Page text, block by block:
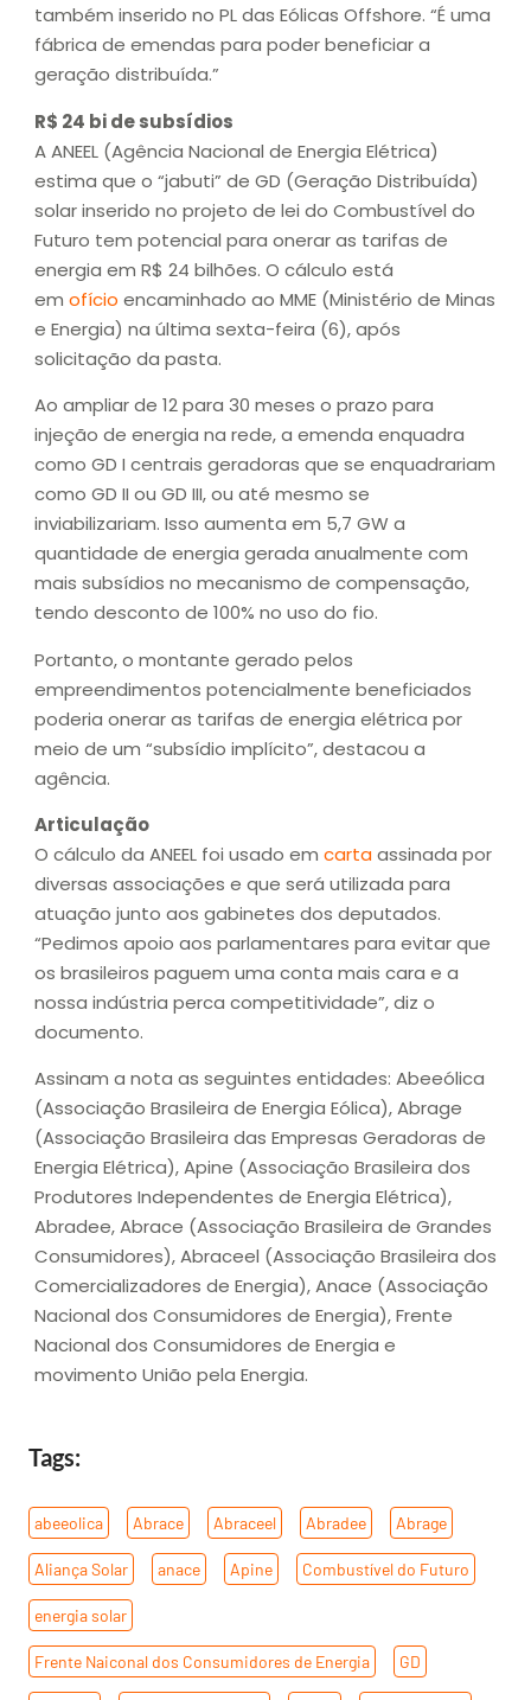
também inserido no PL das Eólicas Offshore. “É uma
fábrica de emendas para poder beneficiar a
geração distribuída.”
R$ 24 bi de subsídios
A ANEEL (Agência Nacional de Energia Elétrica)
estima que o “jabuti” de GD (Geração Distribuída)
solar inserido no projeto de lei do Combustível do
Futuro tem potencial para onerar as tarifas de
energia em R$ 24 bilhões. O cálculo está
em ofício encaminhado ao MME (Ministério de Minas
e Energia) na última sexta-feira (6), após
solicitação da pasta.
Ao ampliar de 12 para 30 meses o prazo para
injeção de energia na rede, a emenda enquadra
como GD I centrais geradoras que se enquadrariam
como GD II ou GD III, ou até mesmo se
inviabilizariam. Isso aumenta em 5,7 GW a
quantidade de energia gerada anualmente com
mais subsídios no mecanismo de compensação,
tendo desconto de 100% no uso do fio.
Portanto, o montante gerado pelos
empreendimentos potencialmente beneficiados
poderia onerar as tarifas de energia elétrica por
meio de um “subsídio implícito”, destacou a
agência.
Articulação
O cálculo da ANEEL foi usado em cartaassinada por
diversas associações e que será utilizada para
atuação junto aos gabinetes dos deputados.
“Pedimos apoio aos parlamentares para evitar que
os brasileiros paguem uma conta mais cara e a
nossa indústria perca competitividade”, diz o
documento.
Assinam a nota as seguintes entidades: Abeeólica
(Associação Brasileira de Energia Eólica), Abrage
(Associação Brasileira das Empresas Geradoras de
Energia Elétrica), Apine (Associação Brasileira dos
Produtores Independentes de Energia Elétrica),
Abradee, Abrace (Associação Brasileira de Grandes
Consumidores), Abraceel (Associação Brasileira dos
Comercializadores de Energia), Anace (Associação
Nacional dos Consumidores de Energia), Frente
Nacional dos Consumidores de Energia e
movimento União pela Energia.
Tags:
abeeolica Abrace Abraceel Abradee Abrage
Aliança Solar anace Apine Combustível do Futuro
energia solar
Frente Naiconal dos Consumidores de Energia GD